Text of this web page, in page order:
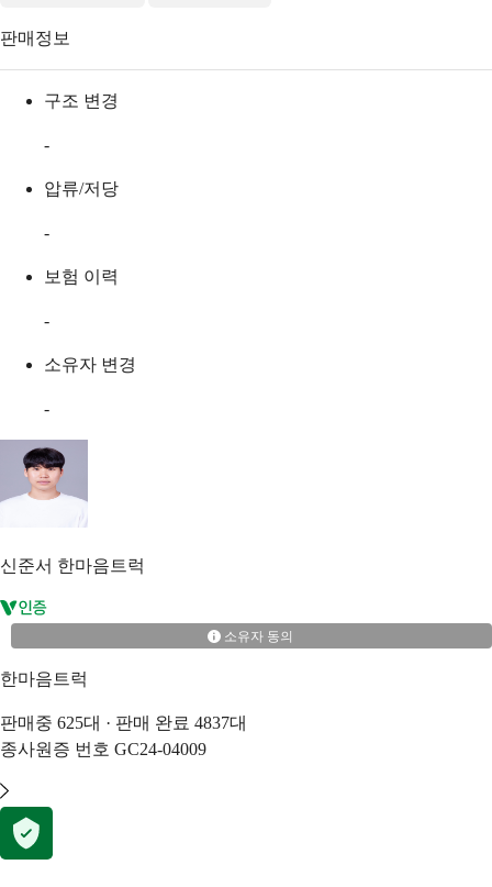
판매정보
구조 변경
-
압류/저당
-
보험 이력
-
소유자 변경
-
신준서 한마음트럭
소유자 동의
한마음트럭
판매중 625대 · 판매 완료 4837대
종사원증 번호 GC24-04009